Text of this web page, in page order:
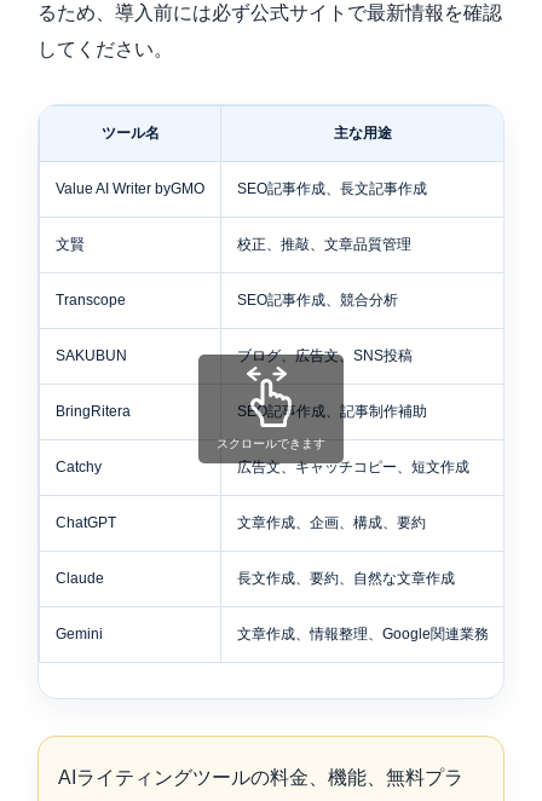
るため、導入前には必ず公式サイトで最新情報を確認
してください。
ツール名 主な用途
Value AI Writer byGMO SEO記事作成、長文記事作成
文賢 校正、推敲、文章品質管理
Transcope SEO記事作成、競合分析
SAKUBUN ブログ、広告文、SNS投稿
BringRitera SEO記事作成、記事制作補助
Catchy 広告文、キャッチコピー、短文作成
ChatGPT 文章作成、企画、構成、要約
Claude 長文作成、要約、自然な文章作成
Gemini 文章作成、情報整理、Google関連業務
スクロールできます
AIライティングツールの料金、機能、無料プラ